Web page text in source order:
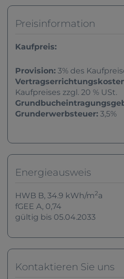
Preisinformation
Kaufpreis:
Provision: 3% des
Kaufpreises zzgl. 20 % USt.
Grunderwerbsteuer: 3,5%
Energieausweis
HWB B, 34.9 kWh/m2a
fGEE A, 0,74
gültig bis 05.04.2033
Kontaktieren Sie uns